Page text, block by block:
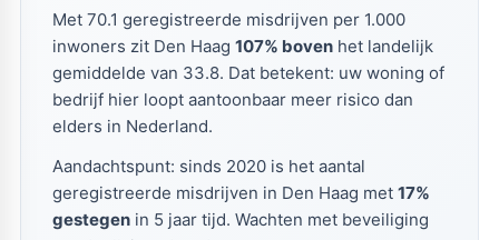
Met 70.1 geregistreerde misdrijven per 1.000
inwoners zit Den Haag 107% bovenhet landelijk
gemiddelde van 33.8. Dat betekent: uw woning of
bedrijf hier loopt aantoonbaar meer risico dan
elders in Nederland.
Aandachtspunt: sinds 2020 is het aantal
geregistreerde misdrijven in Den Haag met 17%
gestegenin 5 jaar tijd. Wachten met beveiliging